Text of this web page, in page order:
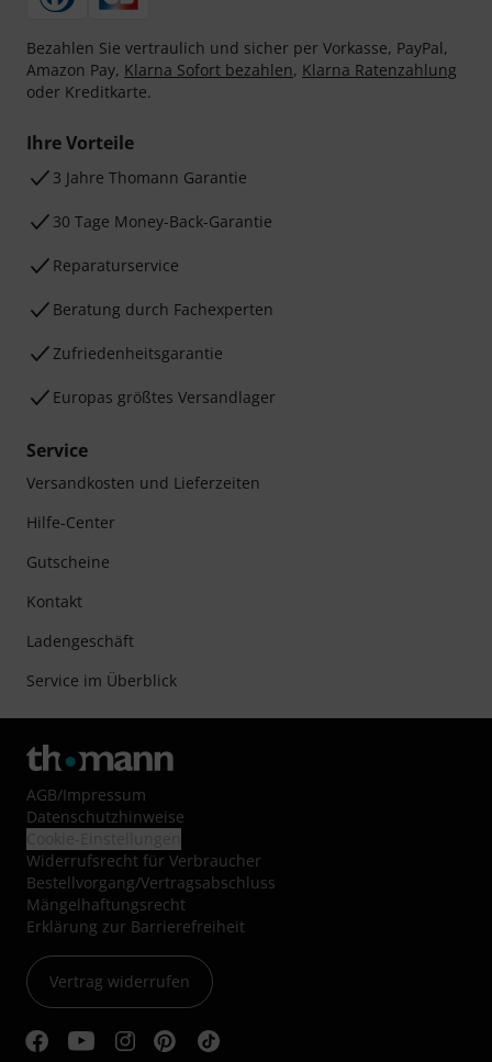
Bezahlen Sie vertraulich und sicher per Vorkasse, PayPal,
Amazon Pay, Klarna Sofort bezahlen, Klarna Ratenzahlung
oder Kreditkarte.
Ihre Vorteile
3 Jahre Thomann Garantie
30 Tage Money-Back-Garantie
Reparaturservice
Beratung durch Fachexperten
Zufriedenheitsgarantie
Europas größtes Versandlager
Service
Versandkosten und Lieferzeiten
Hilfe-Center
Gutscheine
Kontakt
Ladengeschäft
Service im Überblick
AGB/Impressum
Datenschutzhinweise
Widerrufsrecht für Verbraucher
Bestellvorgang/Vertragsabschluss
Mängelhaftungsrecht
Erklärung zur Barrierefreiheit
Vertrag widerrufen